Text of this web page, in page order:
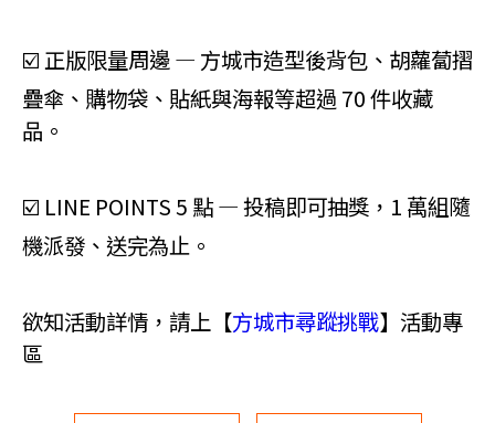
☑️ 正版限量周邊 — 方城市造型後背包、胡蘿蔔摺
疊傘、購物袋、貼紙與海報等超過 70 件收藏
品。
☑️ LINE POINTS 5 點 — 投稿即可抽獎，1 萬組隨
機派發、送完為止。
欲知活動詳情，請上【方城市尋蹤挑戰】活動專
區